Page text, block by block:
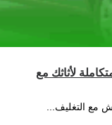
لأثاثك مع
التغليف...